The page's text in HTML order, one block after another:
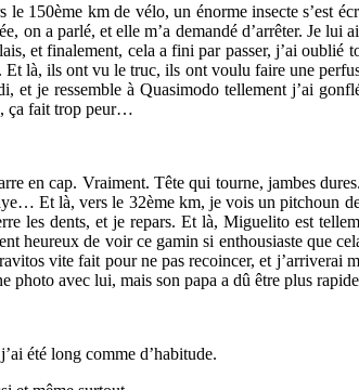
150ème km de vélo, un énorme insecte s’est
a parlé, et elle m’a demandé d’arrêter. Je lui
et finalement, cela a fini par passer, j’ai
là, ils ont vu le truc, ils ont voulu faire une
je ressemble à Quasimodo tellement j’ai
ça fait trop peur…
en cap. Vraiment. Tête qui tourne, jambes
Et là, vers le 32ème km, je vois un
les dents, et je repars. Et là, Miguelito est
heureux de voir ce gamin si enthousiaste que
vite fait pour ne pas recoincer, et
photo avec lui, mais son papa a dû être plus
été long comme d’habitude.